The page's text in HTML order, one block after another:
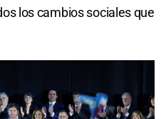
los cambios sociales que